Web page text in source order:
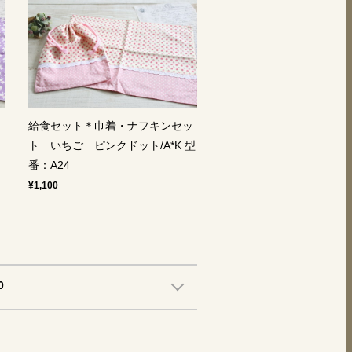
給食セット＊巾着・ナフキンセッ
ト いちご ピンクドット/A*K 型
番：A24
¥1,100